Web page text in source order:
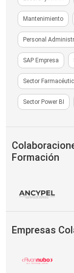
Mantenimiento
Personal
SAP Empresa
Sector
Sector Power BI
Formación
Empresas